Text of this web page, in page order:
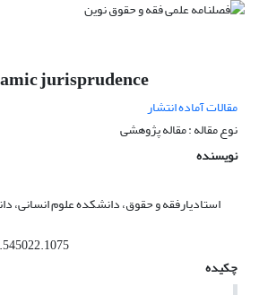
jurisprudence
مقالات آماده انتشار
نوع مقاله : مقاله پژوهشی
نویسنده
استادیارفقه و حقوق، دانشکده علوم انسانی،
چکیده